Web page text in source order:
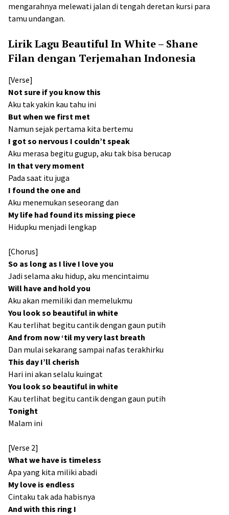
mengarahnya melewati jalan di tengah deretan kursi para
tamu undangan.
Lirik Lagu Beautiful In White – Shane
Filan dengan Terjemahan Indonesia
[Verse]
Not sure if you know this
Aku tak yakin kau tahu ini
But when we first met
Namun sejak pertama kita bertemu
I got so nervous I couldn’t speak
Aku merasa begitu gugup, aku tak bisa berucap
In that very moment
Pada saat itu juga
I found the one and
Aku menemukan seseorang dan
My life had found its missing piece
Hidupku menjadi lengkap
[Chorus]
So as long as I live I love you
Jadi selama aku hidup, aku mencintaimu
Will have and hold you
Aku akan memiliki dan memelukmu
You look so beautiful in white
Kau terlihat begitu cantik dengan gaun putih
And from now ‘til my very last breath
Dan mulai sekarang sampai nafas terakhirku
This day I’ll cherish
Hari ini akan selalu kuingat
You look so beautiful in white
Kau terlihat begitu cantik dengan gaun putih
Tonight
Malam ini
[Verse 2]
What we have is timeless
Apa yang kita miliki abadi
My love is endless
Cintaku tak ada habisnya
And with this ring I